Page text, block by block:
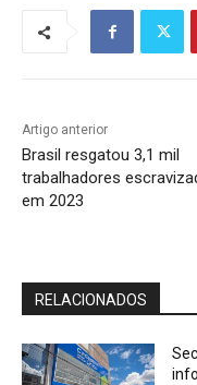
Artigo anterior
Brasil resgatou 3,1 mil
trabalhadores
em 2023
RELACIONADOS